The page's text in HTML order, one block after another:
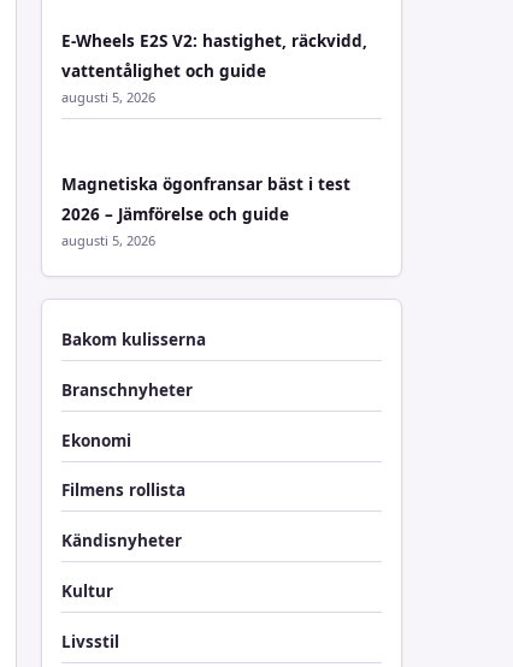
E-Wheels E2S V2: hastighet, räckvidd,
vattentålighet och guide
augusti 5, 2026
Magnetiska ögonfransar bäst i test
2026 – Jämförelse och guide
augusti 5, 2026
Bakom kulisserna
Branschnyheter
Ekonomi
Filmens rollista
Kändisnyheter
Kultur
Livsstil